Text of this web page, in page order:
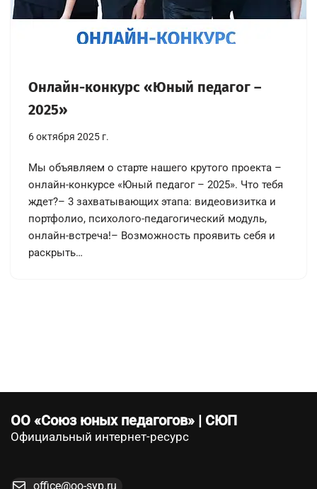
Онлайн-конкурс «Юный педагог –
2025»
6 октября 2025 г.
Мы объявляем о старте нашего крутого проекта –
онлайн-конкурсе «Юный педагог – 2025». Что тебя
ждет?– 3 захватывающих этапа: видеовизитка и
портфолио, психолого-педагогический модуль,
онлайн-встреча!– Возможность проявить себя и
раскрыть…
ОО «Союз юных педагогов» | СЮП
Официальный интернет-ресурс
office@oo-syp.ru